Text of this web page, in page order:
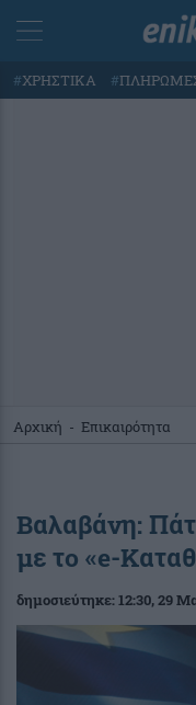
#ΧΡΗΣΤΙΚΑ #
Αρχική - Επικαιρότητα
Βαλαβάνη:
με το «e-
δημοσιεύτηκε:12:30, 29